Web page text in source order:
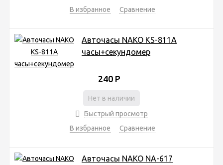
В избранное
Сравнение
Авточасы NAKO KS-811A
часы+секундомер
240 Р
Нет в наличии
Быстрый просмотр
В избранное
Сравнение
Авточасы NAKO NA-617